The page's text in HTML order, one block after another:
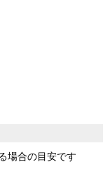
場合の目安です